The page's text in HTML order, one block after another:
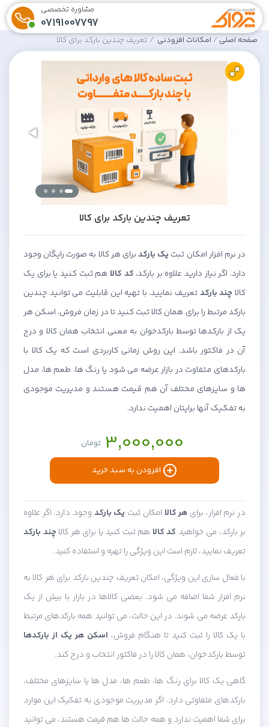
مشاوره تخصصی
07191007797
صفحه اصلی امکانات افزودنی تعریف چندین بارکد برای کالا
تعریف چندین بارکد برای کالا
در نرم افزار امکان ثبتیک بارکدبرای هر کالا به صورت رایگان وجود
دارد. اگر نیاز دارید علاوه بر بارکد، کد کالا هم ثبت کنید یا برای یک
کالاچند بارکدتعریف نمایید، با تهیه این قابلیت می توانید چندین
بارکد مرتبط را برای همان کالا ثبت کنید تا در زمان فروش، اسکن هر
یک از بارکدها توسط بارکدخوان به معنی انتخاب همان کالا و درج
آن در فاکتور باشد. این روش زمانی کاربردی است که یک کالا با
بارکدهای متفاوت در بازار عرضه می شود یا رنگ ها، طعم ها، مدل
ها و سایزهای مختلف آن هم قیمت هستند و مدیریت موجودی
به تفکیک آنها برایتان اهمیت ندارد.
تومان
در نرم افزار، برای هر کالا امکان ثبت یک بارکد وجود دارد. اگر علاوه
بر بارکد، می خواهید کد کالا هم ثبت کنید یا برای هر کالاچند بارکد
تعریف نمایید، لازم است این ویژگی را تهیه و استفاده کنید.
با فعال سازی این ویژگی، امکان تعریف چندین بارکد برای هر کالا به
نرم افزار شما اضافه می شود. بعضی کالاها در بازار با بیش از یک
بارکد عرضه می شوند. در این حالت، می توانید همه بارکدهای مرتبط
با یک کالا را ثبت کنید تا هنگام فروش، اسکن هر یک از بارکدها
توسط بارکدخوان، همان کالا را در فاکتور انتخاب و درج کند.
گاهی یک کالا برای رنگ ها، طعم ها، مدل ها یا سایزهای مختلف،
بارکدهای متفاوتی دارد. اگر مدیریت موجودی به تفکیک این موارد
برای شما اهمیت ندارد و همه حالت ها هم قیمت هستند، می توانید